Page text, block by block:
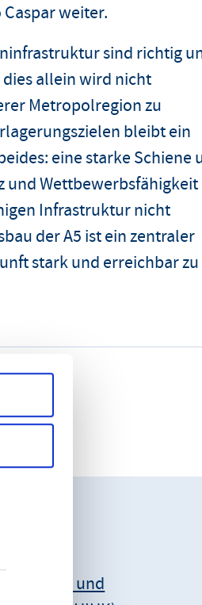
weiter.
sind richtig
allein wird nicht
Metropolregion zu
bleibt ein
eine starke Schiene
und Wettbewerbsfähigkeit
Infrastruktur nicht
der A5 ist ein zentraler
stark und erreichbar zu
Industrie- und